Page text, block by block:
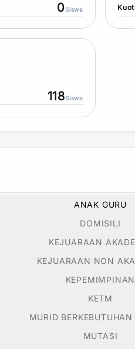
0Siswa
118Siswa
ANAK GURU
DOMISILI
KEJUARAAN
KEJUARAAN NON
KEPEMIMPINAN
KETM
MURID BERKEBUTUHAN
MUTASI